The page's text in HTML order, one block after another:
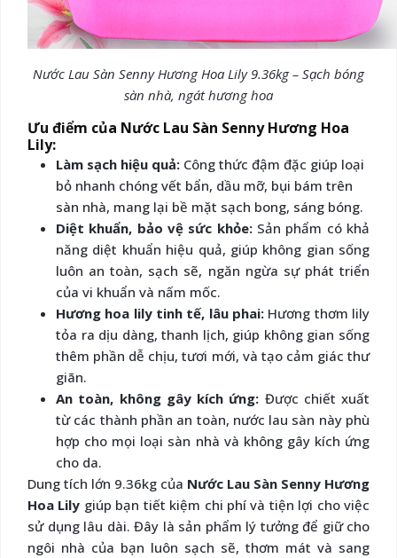
Nước Lau Sàn Senny Hương Hoa Lily 9.36kg – Sạch bóng
sàn nhà, ngát hương hoa
Ưu điểm của Nước Lau Sàn Senny Hương Hoa
Lily:
Làm sạch hiệu quả: Công thức đậm đặc giúp loại
bỏ nhanh chóng vết bẩn, dầu mỡ, bụi bám trên
sàn nhà, mang lại bề mặt sạch bong, sáng bóng.
Diệt khuẩn, bảo vệ sức khỏe:Sản phẩm có khả
năng diệt khuẩn hiệu quả, giúp không gian sống
luôn an toàn, sạch sẽ, ngăn ngừa sự phát triển
của vi khuẩn và nấm mốc.
Hương hoa lily tinh tế, lâu phai: Hương thơm lily
tỏa ra dịu dàng, thanh lịch, giúp không gian sống
thêm phần dễ chịu, tươi mới, và tạo cảm giác thư
giãn.
An toàn, không gây kích ứng: Được chiết xuất
từ các thành phần an toàn, nước lau sàn này phù
hợp cho mọi loại sàn nhà và không gây kích ứng
cho da.
Dung tích lớn 9.36kg của Nước Lau Sàn Senny Hương
Hoa Lily giúp bạn tiết kiệm chi phí và tiện lợi cho việc
sử dụng lâu dài. Đây là sản phẩm lý tưởng để giữ cho
ngôi nhà của bạn luôn sạch sẽ, thơm mát và sang